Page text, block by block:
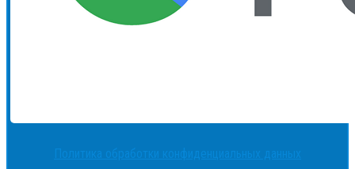
Политика обработки конфиденциальных данных